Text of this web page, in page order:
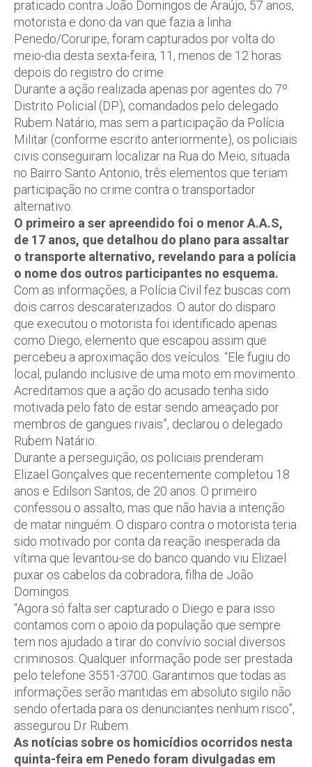
praticado contra João Domingos de Araújo, 57 anos,
motorista e dono da van que fazia a linha
Penedo/Coruripe, foram capturados por volta do
meio-dia desta sexta-feira, 11, menos de 12 horas
depois do registro do crime.
Durante a ação realizada apenas por agentes do 7º
Distrito Policial (DP), comandados pelo delegado
Rubem Natário, mas sem a participação da Polícia
Militar (conforme escrito anteriormente), os policiais
civis conseguiram localizar na Rua do Meio, situada
no Bairro Santo Antonio, três elementos que teriam
participação no crime contra o transportador
alternativo.
O primeiro a ser apreendido foi o menor A.A.S,
de 17 anos, que detalhou do plano para assaltar
o transporte alternativo, revelando para a polícia
o nome dos outros participantes no esquema.
Com as informações, a Polícia Civil fez buscas com
dois carros descaraterizados. O autor do disparo
que executou o motorista foi identificado apenas
como Diego, elemento que escapou assim que
percebeu a aproximação dos veículos. “Ele fugiu do
local, pulando inclusive de uma moto em movimento.
Acreditamos que a ação do acusado tenha sido
motivada pelo fato de estar sendo ameaçado por
membros de gangues rivais”, declarou o delegado
Rubem Natário.
Durante a perseguição, os policiais prenderam
Elizael Gonçalves que recentemente completou 18
anos e Edilson Santos, de 20 anos. O primeiro
confessou o assalto, mas que não havia a intenção
de matar ninguém. O disparo contra o motorista teria
sido motivado por conta da reação inesperada da
vítima que levantou-se do banco quando viu Elizael
puxar os cabelos da cobradora, filha de João
Domingos.
“Agora só falta ser capturado o Diego e para isso
contamos com o apoio da população que sempre
tem nos ajudado a tirar do convívio social diversos
criminosos. Qualquer informação pode ser prestada
pelo telefone 3551-3700. Garantimos que todas as
informações serão mantidas em absoluto sigilo não
sendo ofertada para os denunciantes nenhum risco”,
assegurou D.r Rubem.
As notícias sobre os homicídios ocorridos nesta
quinta-feira em Penedo foram divulgadas em